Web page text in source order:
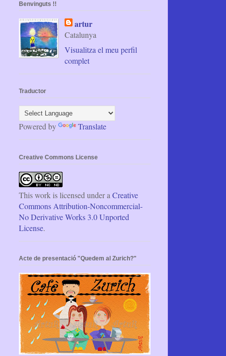
Benvinguts !!
artur
Catalunya
Visualitza el meu perfil
complet
Traductor
Powered by Translate
Creative Commons License
This work is licensed under a Creative
Commons Attribution-Noncommercial-
No Derivative Works 3.0 Unported
License.
Acte de presentació "Quedem al Zurich?"